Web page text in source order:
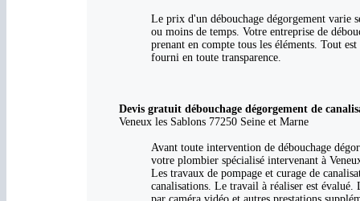
Le prix d'un débouchage dégorgement varie
ou moins de temps. Votre entreprise de
prenant en compte tous les éléments. Tout
fourni en toute transparence.
Devis gratuit débouchage dégorgement de
Veneux les Sablons 77250 Seine et Marne
Avant toute intervention de débouchage
votre plombier spécialisé intervenant à
Les travaux de pompage et curage de
canalisations. Le travail à réaliser est évalué.